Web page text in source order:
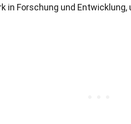
in Forschung und